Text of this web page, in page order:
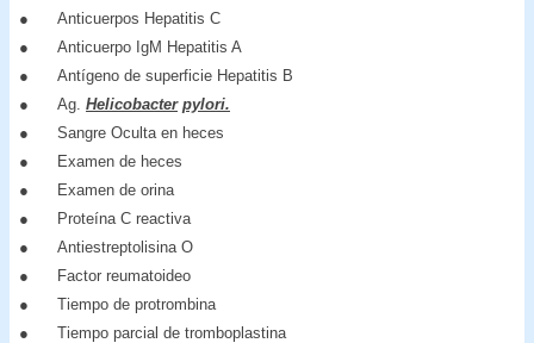
● Anticuerpos Hepatitis C
● Anticuerpo IgM Hepatitis A
● Antígeno de superficie Hepatitis B
● Ag. Helicobacter pylori.
● Sangre Oculta en heces
● Examen de heces
● Examen de orina
● Proteína C reactiva
● Antiestreptolisina O
● Factor reumatoideo
● Tiempo de protrombina
● Tiempo parcial de tromboplastina